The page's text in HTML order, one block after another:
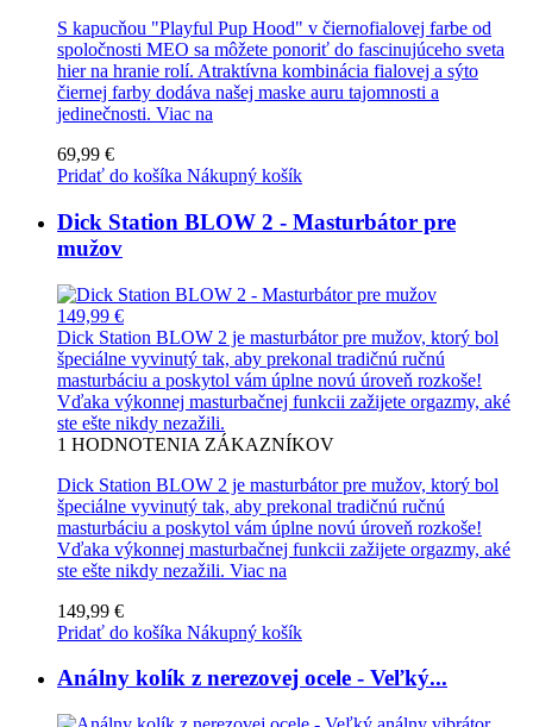
S kapucňou "Playful Pup Hood" v čiernofialovej farbe od
spoločnosti MEO sa môžete ponoriť do fascinujúceho sveta
hier na hranie rolí. Atraktívna kombinácia fialovej a sýto
čiernej farby dodáva našej maske auru tajomnosti a
jedinečnosti. Viac na
69,99 €
Pridať do košíka Nákupný košík
Dick Station BLOW 2 - Masturbátor pre
mužov
149,99 €
Dick Station BLOW 2 je masturbátor pre mužov, ktorý bol
špeciálne vyvinutý tak, aby prekonal tradičnú ručnú
masturbáciu a poskytol vám úplne novú úroveň rozkoše!
Vďaka výkonnej masturbačnej funkcii zažijete orgazmy, aké
ste ešte nikdy nezažili.
1 HODNOTENIA ZÁKAZNÍKOV
Dick Station BLOW 2 je masturbátor pre mužov, ktorý bol
špeciálne vyvinutý tak, aby prekonal tradičnú ručnú
masturbáciu a poskytol vám úplne novú úroveň rozkoše!
Vďaka výkonnej masturbačnej funkcii zažijete orgazmy, aké
ste ešte nikdy nezažili. Viac na
149,99 €
Pridať do košíka Nákupný košík
Análny kolík z nerezovej ocele - Veľký...